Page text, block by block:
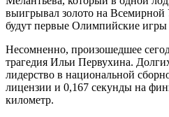
выигрывал золото на Всемирной
будут первые Олимпийские игры
Несомненно, произошедшее
трагедия Ильи Первухина.
лидерство в национальной
лицензии и 0,167 секунды на
километр.